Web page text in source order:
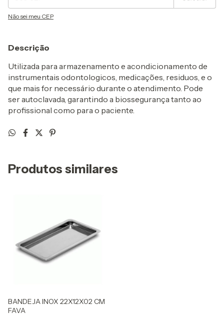
Não sei meu CEP
Descrição
Utilizada para armazenamento e acondicionamento de
instrumentais odontologicos, medicações, residuos, e o
que mais for necessário durante o atendimento. Pode
ser autoclavada, garantindo a biossegurança tanto ao
profissional como para o paciente.
Produtos similares
BANDEJA INOX 22X12X02 CM
FAVA